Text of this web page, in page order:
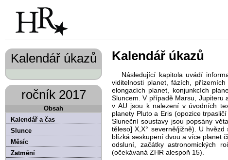
Kalendář úkazů
ročník 2017
Obsah
Kalendář a čas
Slunce
Měsíc
Zatmění
Kalendář úkazů
Následující kapitola uvádí
viditelnosti planet, fázích,
elongacích planet, konjunkcích
Sluncem. V případě Marsu, Jupiteru
v AU jsou k nalezení v úvodních
planety Pluto a Eris (opozice
Sluneční soustavy jsou popsány
těleso] X,X° severně/jižně). U
blízká seskupení dvou a více planet
odsluní, začátky astronomických
(očekávaná ZHR alespoň 15).